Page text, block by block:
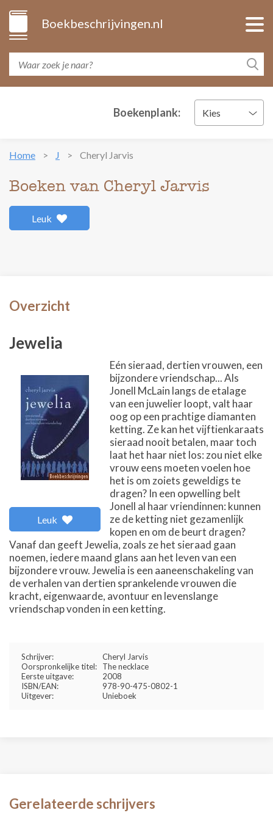
Boekbeschrijvingen.nl
Boekenplank: Kies
Home J Cheryl Jarvis
Boeken van Cheryl Jarvis
Leuk
Overzicht
Jewelia
Leuk
Eén sieraad, dertien vrouwen, een
bijzondere vriendschap... Als
Jonell McLain langs de etalage
van een juwelier loopt, valt haar
oog op een prachtige diamanten
ketting. Ze kan het vijftienkaraats
sieraad nooit betalen, maar toch
laat het haar niet los: zou niet elke
vrouw eens moeten voelen hoe
het is om zoiets geweldigs te
dragen? In een opwelling belt
Jonell al haar vriendinnen: kunnen
ze de ketting niet gezamenlijk
kopen en om de beurt dragen?
Vanaf dan geeft Jewelia, zoals ze het sieraad gaan
noemen, iedere maand glans aan het leven van een
bijzondere vrouw. Jewelia is een aaneenschakeling van
de verhalen van dertien sprankelende vrouwen die
kracht, eigenwaarde, avontuur en levenslange
vriendschap vonden in een ketting.
Schrijver:
Cheryl Jarvis
Oorspronkelijke titel:
The necklace
Eerste uitgave:
2008
ISBN/EAN:
978-90-475-0802-1
Uitgever:
Unieboek
Gerelateerde schrijvers